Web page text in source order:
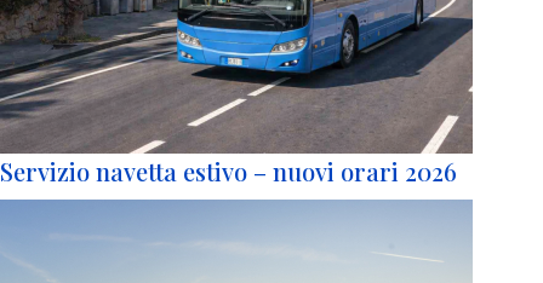
Servizio navetta estivo – nuovi orari 2026